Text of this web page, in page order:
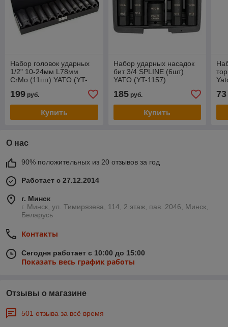
Набор головок ударных
1/2" 10-24мм L78мм
СrMo (11шт) YATO (YT-
199 руб.
Купить
Набор ударных насадок
бит 3/4 SPLINE (6шт)
YATO (YT-1157)
185руб.
Купить
73
О нас
90% положительных из 20 отзывов за год
Работает с 27.12.2014
г. Минск
г. Минск, ул. Тимирязева, 114, 2 этаж, пав. 2046, Минск,
Беларусь
Контакты
Сегодня работает с 10:00 до 15:00
Показать весь график работы
Отзывы о магазине
501 отзыва за всё время